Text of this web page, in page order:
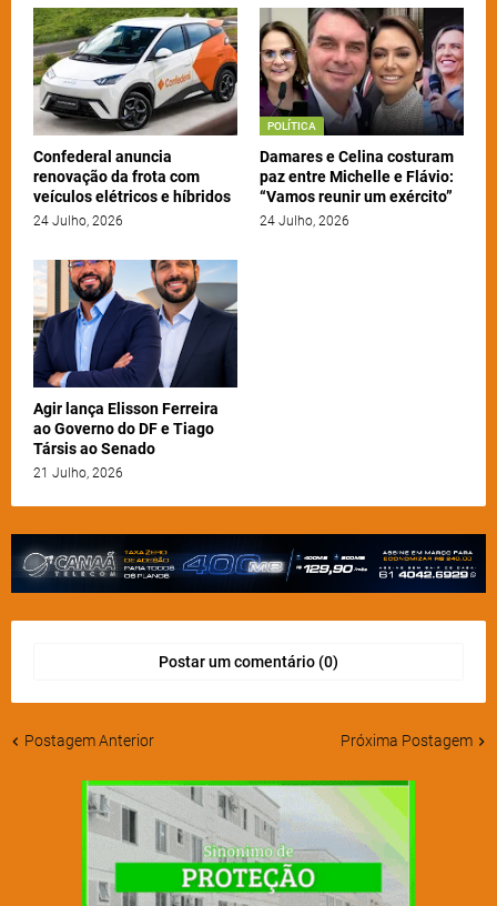
Confederal anuncia
renovação da frota com
veículos elétricos e híbridos
24 Julho, 2026
POLÍTICA
Damares e Celina costuram
paz entre Michelle e Flávio:
“Vamos reunir um exército”
24 Julho, 2026
Agir lança Elisson Ferreira
ao Governo do DF e Tiago
Társis ao Senado
21 Julho, 2026
Postar um comentário (0)
Postagem Anterior Próxima Postagem